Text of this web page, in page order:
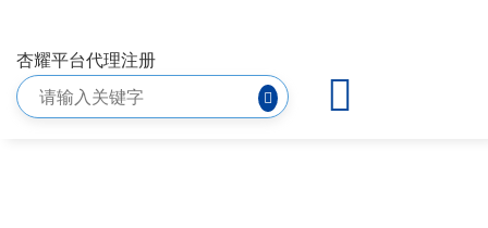
法治要闻-杏耀平台代理注册
杏耀平台代理注册